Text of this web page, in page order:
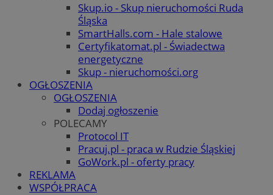
Skup.io - Skup nieruchomości Ruda
Śląska
SmartHalls.com - Hale stalowe
Certyfikatomat.pl - Świadectwa
energetyczne
Skup - nieruchomości.org
OGŁOSZENIA
OGŁOSZENIA
Dodaj ogłoszenie
POLECAMY
Protocol IT
Pracuj.pl - praca w Rudzie Śląskiej
GoWork.pl - oferty pracy
REKLAMA
WSPÓŁPRACA